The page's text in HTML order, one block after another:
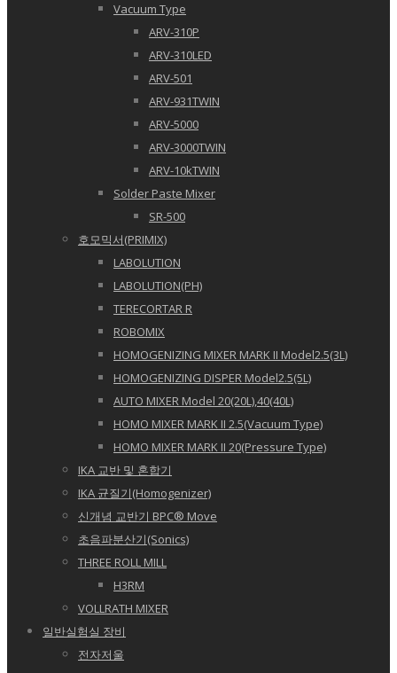
Vacuum Type
ARV-310P
ARV-310LED
ARV-501
ARV-931TWIN
ARV-5000
ARV-3000TWIN
ARV-10kTWIN
Solder Paste Mixer
SR-500
호모믹서(PRIMIX)
LABOLUTION
LABOLUTION(PH)
TERECORTAR R
ROBOMIX
HOMOGENIZING MIXER MARK II Model2.5(3L)
HOMOGENIZING DISPER Model2.5(5L)
AUTO MIXER Model 20(20L),40(40L)
HOMO MIXER MARK II 2.5(Vacuum Type)
HOMO MIXER MARK II 20(Pressure Type)
IKA 교반 및 혼합기
IKA 균질기(Homogenizer)
신개념 교반기 BPC® Move
초음파분산기(Sonics)
THREE ROLL MILL
H3RM
VOLLRATH MIXER
일반실험실 장비
전자저울